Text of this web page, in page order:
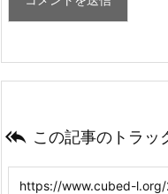
 この記事のトラッ